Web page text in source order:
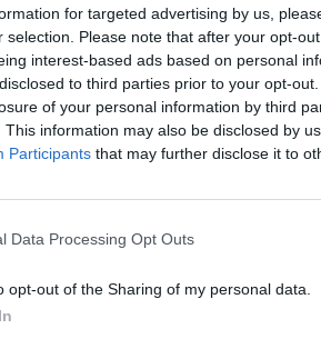
for targeted advertising by us,
selection. Please note that after your opt-
interest-based ads based on personal
to third parties prior to your opt-
of your personal information by third
This information may also be disclosed by
Participants that may further disclose it to
Data Processing Opt Outs
opt-out of the Sharing of my personal data.
Namai tik Lrytas.TV
–
Liūdna vyresnio amžiaus
užgaulūs įvardžiai